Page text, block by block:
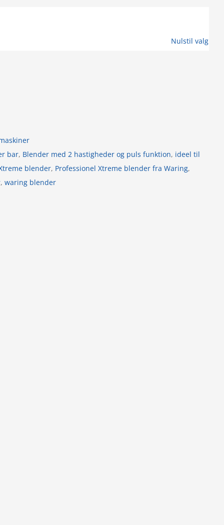
Nulstil valg
bar, Blender med 2 hastigheder og puls funktion, ideel til
blender, Professionel Xtreme blender fra Waring,
, waring blender